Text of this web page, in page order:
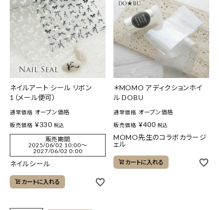
ネイルアート シール リボン
1（メール便可）
通常価格 オープン価格
販売価格 ¥330 税込
販売期間
2025/06/02 10:00〜
2027/06/02 0:00
ネイルシール
カートに入れる
＊MOMO アディクションホイ
ル DOBU
通常価格 オープン価格
販売価格 ¥400 税込
MOMO先生のコラボカラージ
ェル
カートに入れる